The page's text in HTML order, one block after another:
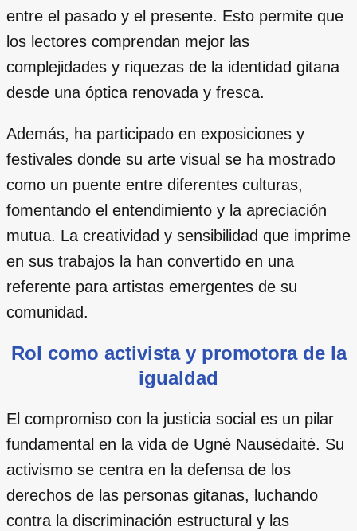
entre el pasado y el presente. Esto permite que
los lectores comprendan mejor las
complejidades y riquezas de la identidad gitana
desde una óptica renovada y fresca.
Además, ha participado en exposiciones y
festivales donde su arte visual se ha mostrado
como un puente entre diferentes culturas,
fomentando el entendimiento y la apreciación
mutua. La creatividad y sensibilidad que imprime
en sus trabajos la han convertido en una
referente para artistas emergentes de su
comunidad.
Rol como activista y promotora de la
igualdad
El compromiso con la justicia social es un pilar
fundamental en la vida de Ugnė Nausėdaitė. Su
activismo se centra en la defensa de los
derechos de las personas gitanas, luchando
contra la discriminación estructural y las